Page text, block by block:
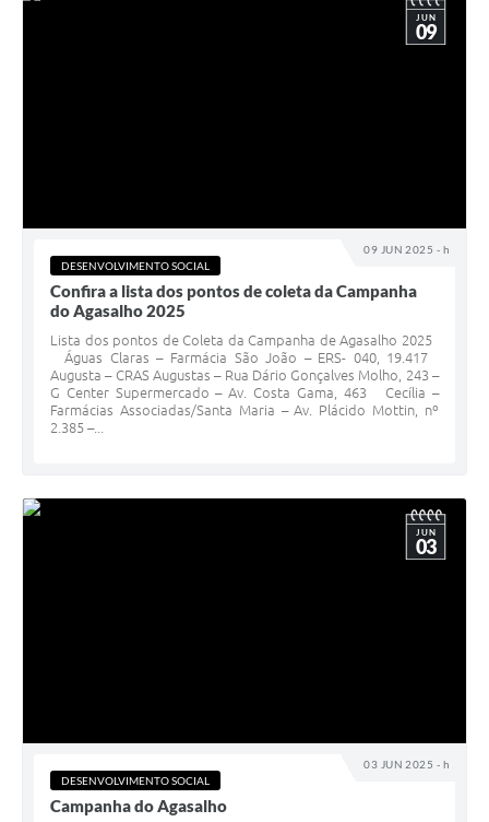
09 JUN 2025 - h
JUN
09
DESENVOLVIMENTO SOCIAL
Confira a lista dos pontos de coleta da Campanha
do Agasalho 2025
Lista dos pontos de Coleta da Campanha de Agasalho 2025
Águas Claras – Farmácia São João – ERS- 040, 19.417
Augusta – CRAS Augustas – Rua Dário Gonçalves Molho, 243 –
G Center Supermercado – Av. Costa Gama, 463 Cecília –
Farmácias Associadas/Santa Maria – Av. Plácido Mottin, nº
2.385 –...
03 JUN 2025 - h
JUN
03
DESENVOLVIMENTO SOCIAL
Campanha do Agasalho